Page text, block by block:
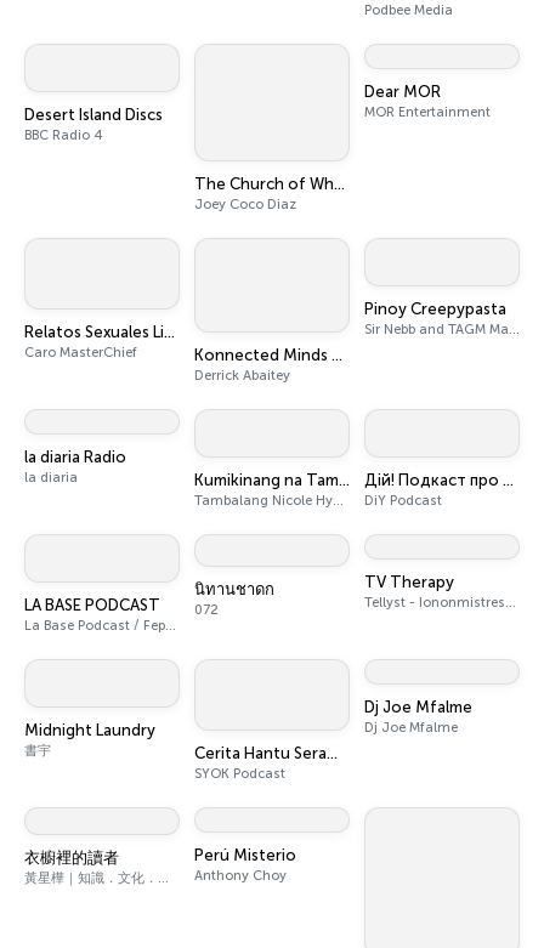
Podbee Media
Desert Island Discs
BBC Radio 4
The Church of What's Happening Now: The New Testament
Joey Coco Diaz
Dear MOR
MOR Entertainment
Relatos Sexuales Liberales
Caro MasterChief Konnected Minds Podcast with Derrick Abaitey
Derrick Abaitey
Pinoy Creepypasta
Sir Nebb and TAGM Marketing Solutions Inc.
la diaria Radio
la diaria Kumikinang na Tambalan
Tambalang Nicole Hyala and Diego Bandido and The Pod Network
Дій! Подкаст про бізнес.
DiY Podcast
LA BASE PODCAST
La Base Podcast / Fepso
นิทานชาดก
072
TV Therapy
Tellyst - Iononmistresso - Vois
Midnight Laundry
書宇 Cerita Hantu Seram - SYOK Podcast [BM]
SYOK Podcast
Dj Joe Mfalme
Dj Joe Mfalme
衣櫥裡的讀者
黃星樺｜知識．文化．音樂．閱讀．讀書．聽書．說書
Perú Misterio
Anthony Choy